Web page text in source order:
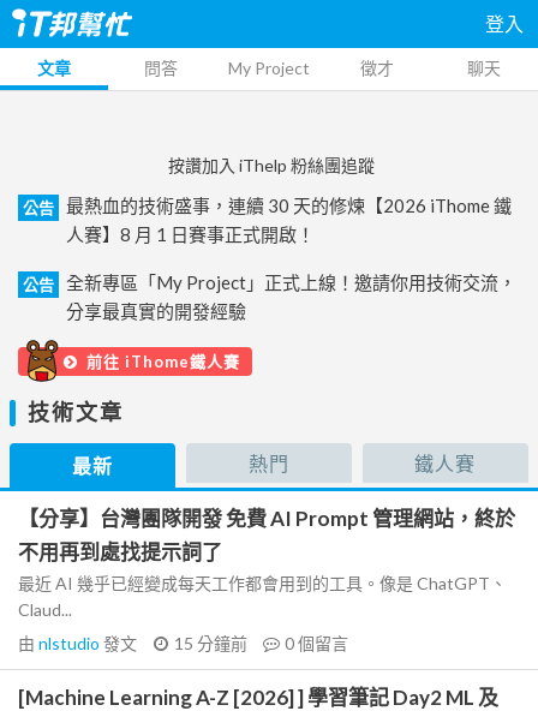
登入
文章 問答 My Project 徵才 聊天
按讚加入 iThelp 粉絲團追蹤
公告
最熱血的技術盛事，連續 30 天的修煉【2026 iThome 鐵
人賽】8 月 1 日賽事正式開啟！
公告
全新專區「My Project」正式上線！邀請你用技術交流，
分享最真實的開發經驗
前往 iThome鐵人賽
技術文章
最新 熱門 鐵人賽
【分享】台灣團隊開發 免費 AI Prompt 管理網站，終於
不用再到處找提示詞了
最近 AI 幾乎已經變成每天工作都會用到的工具。像是 ChatGPT、
Claud...
由 nlstudio 發文 15 分鐘前 0個留言
[Machine Learning A-Z [2026] ] 學習筆記 Day2 ML 及